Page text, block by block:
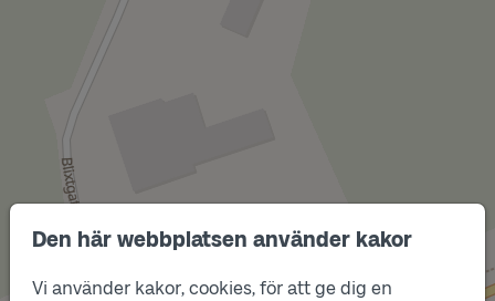
Den här webbplatsen använder kakor
Vi använder kakor, cookies, för att ge dig en